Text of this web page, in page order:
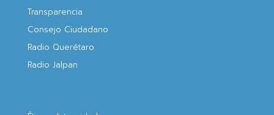
Transparencia
Consejo Ciudadano
Radio Querétaro
Radio Jalpan